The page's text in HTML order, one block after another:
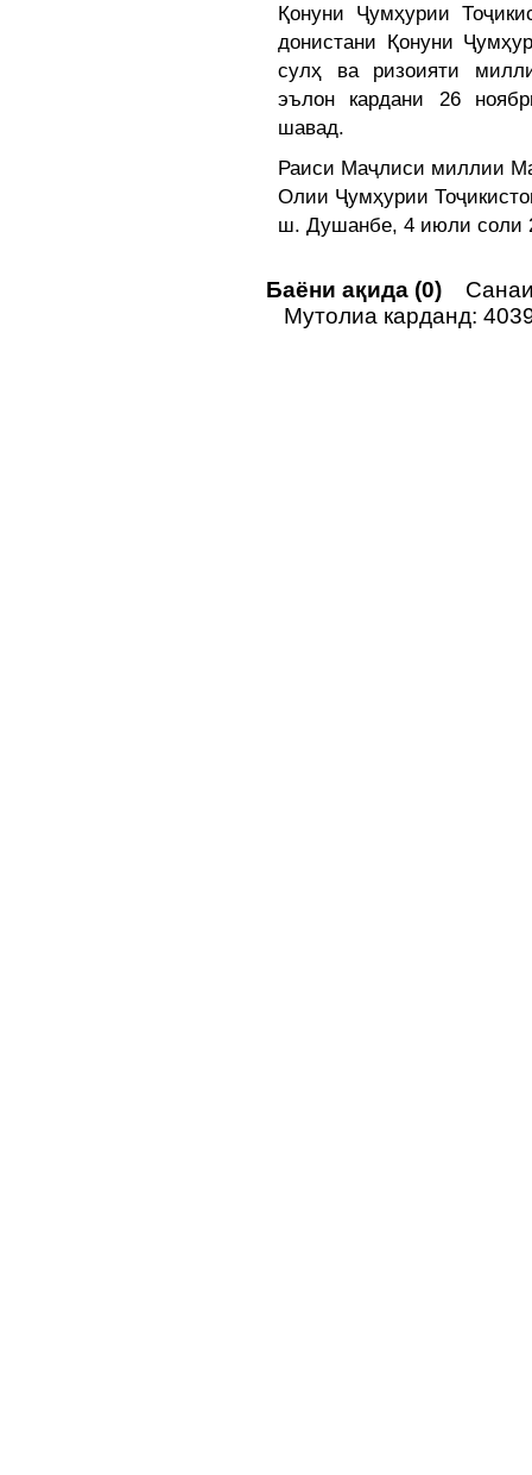
Қонуни Ҷумҳурии
донистани Қонуни
сулҳ ва ризоияти
эълон кардани 26
шавад.
Раиси Маҷлиси миллии
Олии Ҷумҳурии
ш. Душанбе, 4 июли соли
Баёни ақида (0)
Мутолиа карданд: